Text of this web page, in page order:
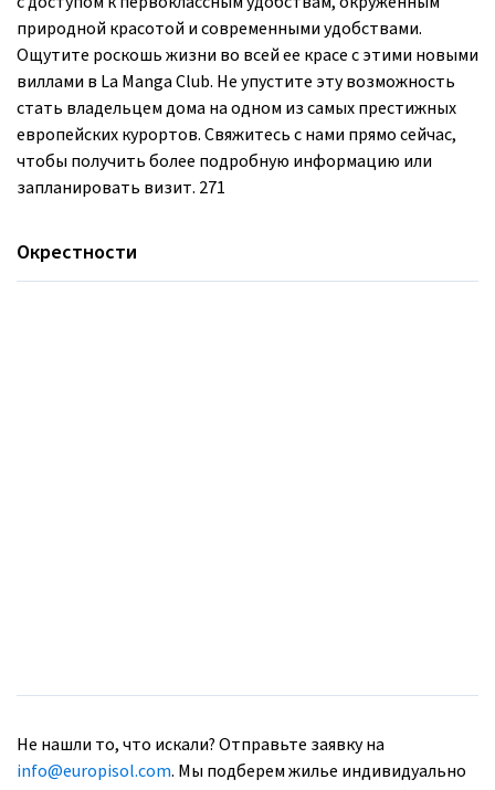
природной красотой и современными удобствами.
Ощутите роскошь жизни во всей ее красе с этими новыми
виллами в La Manga Club. Не упустите эту возможность
стать владельцем дома на одном из самых престижных
европейских курортов. Свяжитесь с нами прямо сейчас,
чтобы получить более подробную информацию или
запланировать визит. 271
Окрестности
Не нашли то, что искали? Отправьте заявку на
info@europisol.com. Мы подберем жилье индивидуально